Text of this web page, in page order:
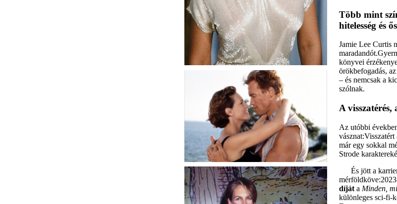
Több mint
hitelesség és
Jamie Lee Curtis
könyvei
örökbefogadás,
– és nemcsak a
szólnak.
A
Az utóbbi
vásznat:Visszatért
már egy sokkal
Strode
És jött a
díjáta Minden,
különleges sci-fi-